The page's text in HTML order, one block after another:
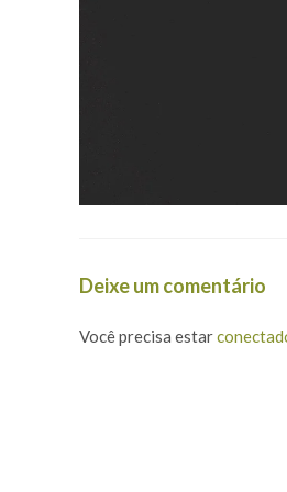
Deixe um comentário
Você precisa estar